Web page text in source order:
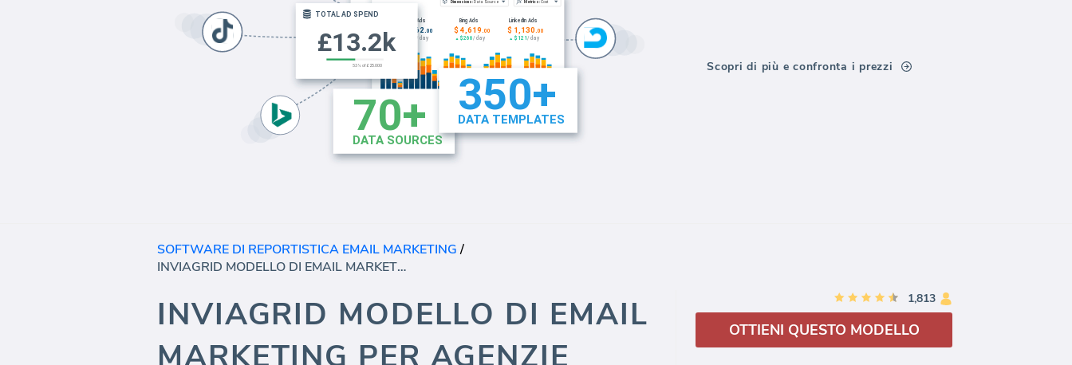
Scopri di più e confronta i prezzi
SOFTWARE DI REPORTISTICA EMAIL MARKETING/
INVIAGRID MODELLO DI EMAIL MARKETING PER AGENZIE (REPORT)
INVIAGRID MODELLO DI EMAIL
MARKETING PER AGENZIE
1,813
OTTIENI QUESTO MODELLO